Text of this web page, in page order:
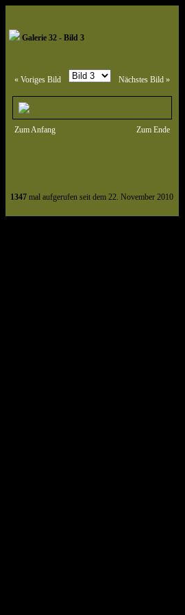
Galerie 32 - Bild 3
« Voriges Bild Nächstes Bild »
Zum Anfang Zum Ende
1347 mal aufgerufen seit dem 22. November 2010